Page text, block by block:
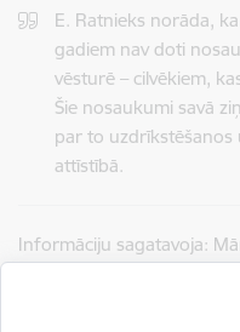
E. Ratnieks norāda,
gadiem nav doti
vēsturē – cilvēkiem,
Šie nosaukumi savā
par to uzdrīkstēšanos
attīstībā.
Informāciju sagatavoja: